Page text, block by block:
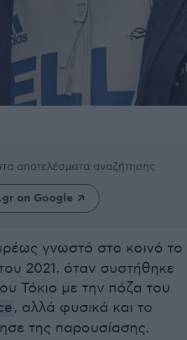
αποτελέσματα αναζήτησης
on Google
γνωστό στο κοινό το
2021, όταν συστήθηκε
Τόκιο με την πόζα του
, αλλά φυσικά και το
της παρουσίασης.